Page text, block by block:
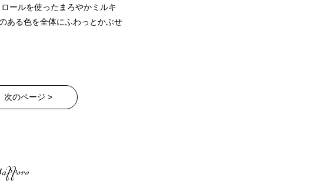
ールを使ったまろやかミルキ
ある色を全体にふわっとかぶせ
次のページ >